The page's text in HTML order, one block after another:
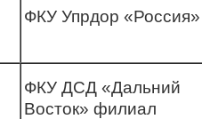
ФКУ Упрдор «Россия»
ФКУ ДСД «Дальний
Восток» филиал